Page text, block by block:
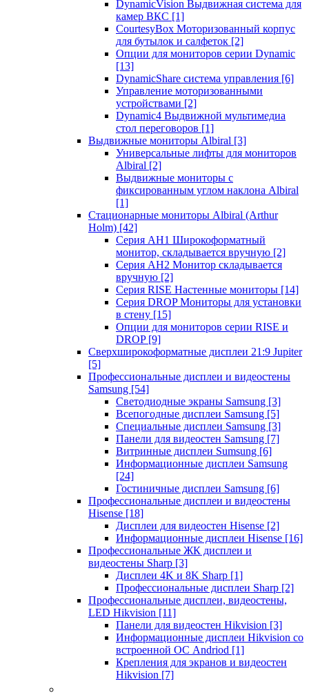
DynamicVision Выдвижная система для
камер ВКС [1]
CourtesyBox Моторизованный корпус
для бутылок и салфеток [2]
Опции для мониторов серии Dynamic
[13]
DynamicShare система управления [6]
Управление моторизованными
устройствами [2]
Dynamic4 Выдвижной мультимедиа
стол переговоров [1]
Выдвижные мониторы Albiral [3]
Универсальные лифты для мониторов
Albiral [2]
Выдвижные мониторы с
фиксированным углом наклона Albiral
[1]
Стационарные мониторы Albiral (Arthur
Holm) [42]
Серия AH1 Широкоформатный
монитор, складывается вручную [2]
Серия AH2 Монитор складывается
вручную [2]
Серия RISE Настенные мониторы [14]
Серия DROP Мониторы для установки
в стену [15]
Опции для мониторов серии RISE и
DROP [9]
Сверхширокоформатные дисплеи 21:9 Jupiter
[5]
Профессиональные дисплеи и видеостены
Samsung [54]
Светодиодные экраны Samsung [3]
Всепогодные дисплеи Samsung [5]
Специальные дисплеи Samsung [3]
Панели для видеостен Samsung [7]
Витринные дисплеи Sumsung [6]
Информационные дисплеи Samsung
[24]
Гостиничные дисплеи Samsung [6]
Профессиональные дисплеи и видеостены
Hisense [18]
Дисплеи для видеостен Hisense [2]
Информационные дисплеи Hisense [16]
Профессиональные ЖК дисплеи и
видеостены Sharp [3]
Дисплеи 4K и 8K Sharp [1]
Профессиональные дисплеи Sharp [2]
Профессиональные дисплеи, видеостены,
LED Hikvision [11]
Панели для видеостен Hikvision [3]
Информационные дисплеи Hikvision со
встроенной ОС Andriod [1]
Крепления для экранов и видеостен
Hikvision [7]